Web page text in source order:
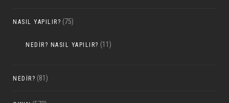
NASIL YAPILIR? (75)
NEDIR? NASIL YAPILIR? (11)
NEDIR? (81)